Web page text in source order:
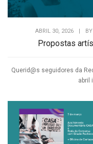
ABRIL 30, 2026 | BY
Propostas
Querid@s seguidores da
abril